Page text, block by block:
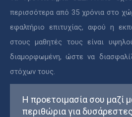
περισσότερα από 35 χρόνια στο
εφαλτήριο επιτυχίας, αφού η
στους μαθητές τους είναι
διαμορφωμένη, ώστε να
στόχων τους.
Η προετοιμασία σου μαζί
περιθώρια για